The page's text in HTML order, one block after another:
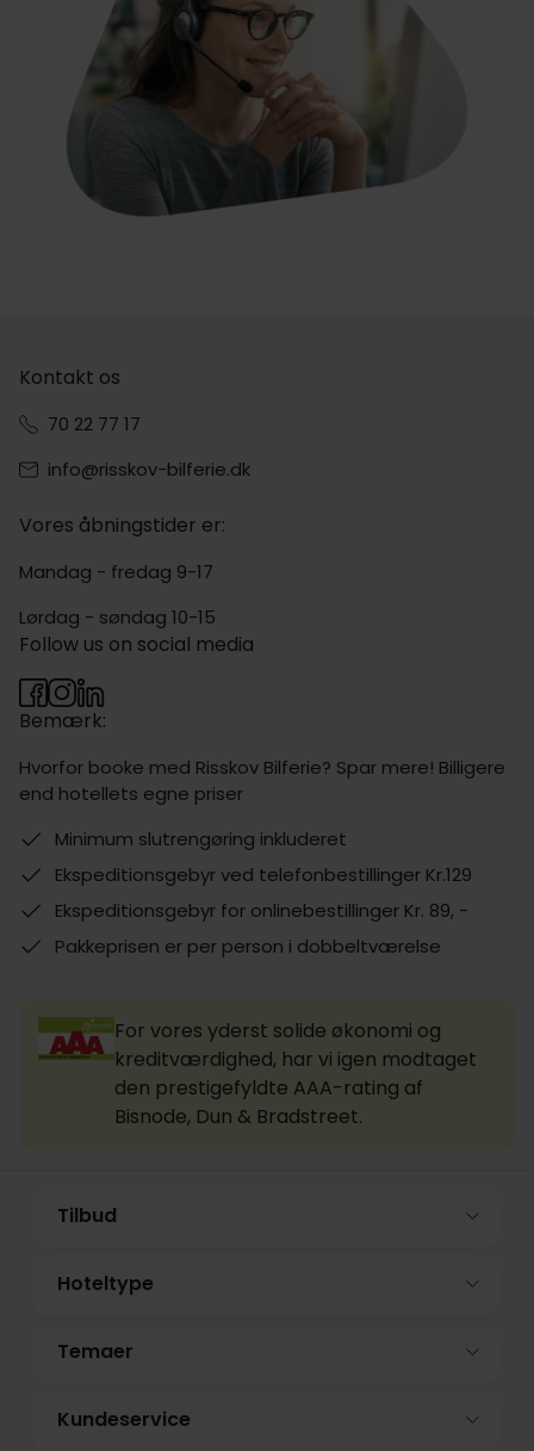
Kontakt os
70 22 77 17
info@risskov-bilferie.dk
Vores åbningstider er:
Mandag - fredag 9-17
Lørdag - søndag 10-15
Bemærk:
Hvorfor booke med Risskov Bilferie? Spar mere! Billigere
end hotellets egne priser
Minimum slutrengøring inkluderet
Ekspeditionsgebyr ved telefonbestillinger Kr.129
Ekspeditionsgebyr for onlinebestillinger Kr. 89, -
Pakkeprisen er per person i dobbeltværelse
Follow us on social media
For vores yderst solide økonomi og
kreditværdighed, har vi igen modtaget
den prestigefyldte AAA-rating af
Bisnode, Dun & Bradstreet.
Tilbud
Hoteltype
Temaer
Kundeservice